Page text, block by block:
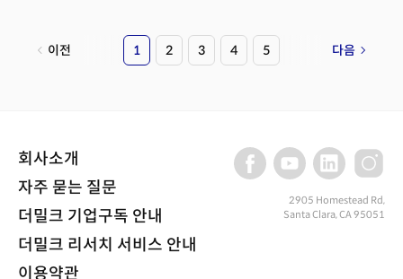
실리콘밸리 주요 인사들을 각종 규제 기관에 임명할 계획입니다.📍의미 및
전망:이런 인사 조치가 규제 정책에 민간의 혁신적 시각을 반영할 수 있는
비롯해 메이저리그사커(MLS) 시즌 패스, 메이저리그베이스볼(MLB) 금요일
저녁 콘텐츠를 즐길 수 있습니다. 캐스팅(casting) 기능은 제공되지 않습니다.
📍의미 및 전망:애플의 안드로이드 운영시스템(OS) 진출은 자사 콘텐츠
서비스의 사용자 기반 확대를 목표로 한 전략으로 해석됩니다. 안드로이드
될 것으로 예상됩니다.9. 구글 위협 인텔리전스, 러시아 등 사이버 범죄 활용
증가 경고👉주요 내용:구글 위협 지능 그룹(Google Threat Intelligence
할 수 있다’고 여겼던 업무도 AI가 기초 분석을 신속히 수행해주면서,
예전만큼의 인력이 필요하지 않게 된 상황입니다. 반면 AI 솔루션 개발 및
Catalyst)가 참여한 것으로 알려졌습니다.마나스 AI는 초기 연구 단계에서
유방암, 전립선암, 림프종을 주요 연구 대상으로 삼고 있으며, 이후 연구 범위를
신속하게 모델링할 수 있다는 점에 매력을 느껴 마나스를 설립하게 됐다”고
밝혔는데요. “AI는 실험실에서 진행되는 연구와 다양한 질병 전반의 작업을
대규모로 확장할 수 있는 메커니즘이 있다”고 강조했습니다.
이전 1 2 3 4 5 다음
회사소개
자주 묻는 질문
더밀크 기업구독 안내
더밀크 리서치 서비스 안내
이용약관
2905 Homestead Rd,
Santa Clara, CA 95051